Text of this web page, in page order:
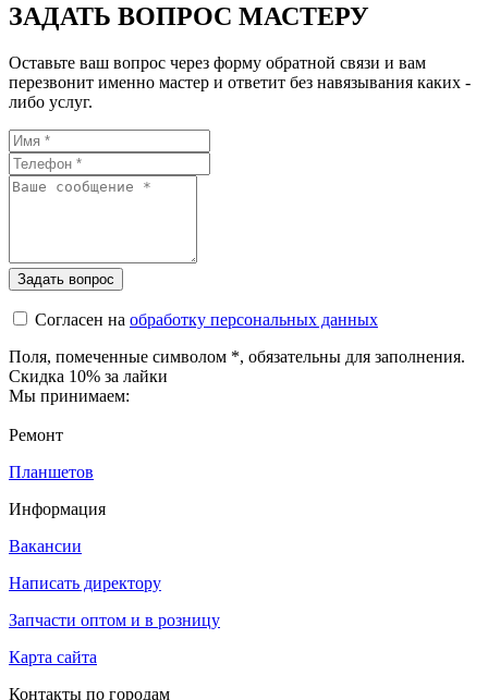
ЗАДАТЬ ВОПРОС МАСТЕРУ
Оставьте ваш вопрос через форму обратной связи и вам
перезвонит именно мастер и ответит без навязывания каких -
либо услуг.
Согласен на обработку персональных данных
Поля, помеченные символом *, обязательны для заполнения.
Скидка 10% за лайки
Мы принимаем:
Ремонт
Планшетов
Информация
Вакансии
Написать директору
Запчасти оптом и в розницу
Карта сайта
Контакты по городам